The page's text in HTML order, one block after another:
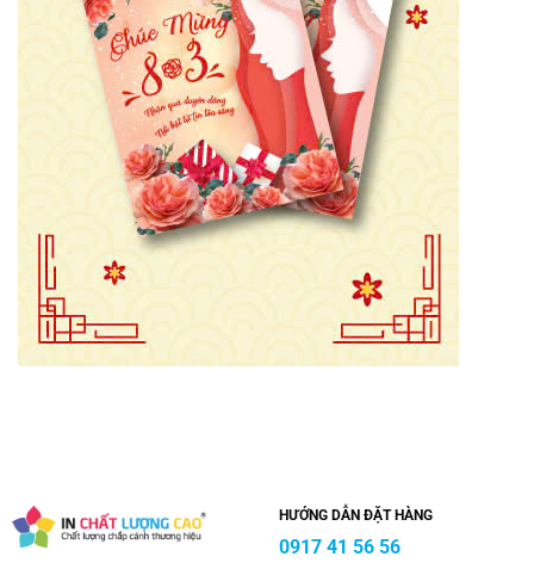
HƯỚNG DẪN ĐẶT HÀNG
0917 41 56 56